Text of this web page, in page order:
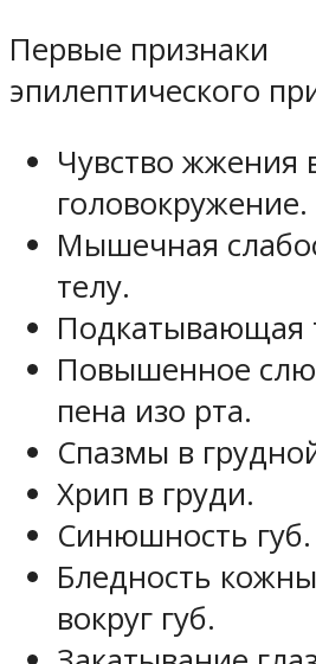
Первые признаки
эпилептического
Чувство жжения
головокружение.
Мышечная
телу.
Подкатывающая
Повышенное
пена изо рта.
Спазмы в
Хрип в груди.
Синюшность губ.
Бледность
вокруг губ.